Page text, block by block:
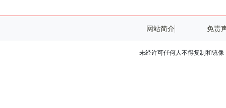
网站简介 免责
未经许可任何人不得复制和镜